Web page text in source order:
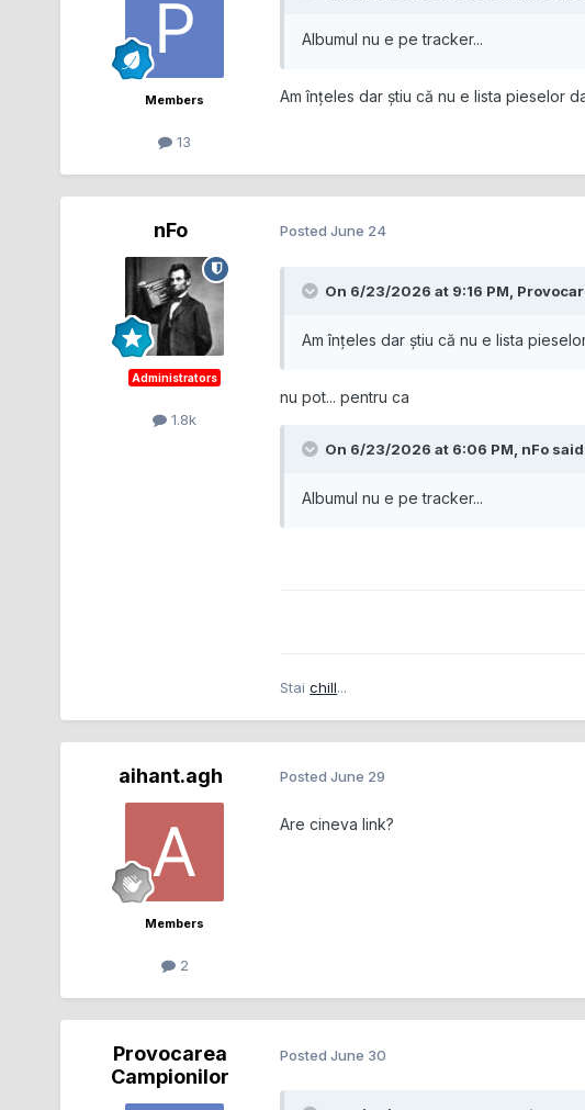
Members
13
Albumul nu e pe tracker...
Am înțeles dar știu că nu e lista pieselor
nFo
Administrators
1.8k
PostedJune 24
On 6/23/2026 at 9:16 PM,
Am înțeles dar știu că nu e lista
nu pot... pentru ca
On 6/23/2026 at 6:06 PM, nFo
Albumul nu e pe tracker...
Staichill...
aihant.agh
Members
2
PostedJune 29
Are cineva link?
Provocarea
Campionilor
PostedJune 30